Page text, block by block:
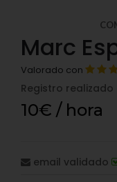
Marc
Valorado con
Registro realizado
10€ / hora
email validado